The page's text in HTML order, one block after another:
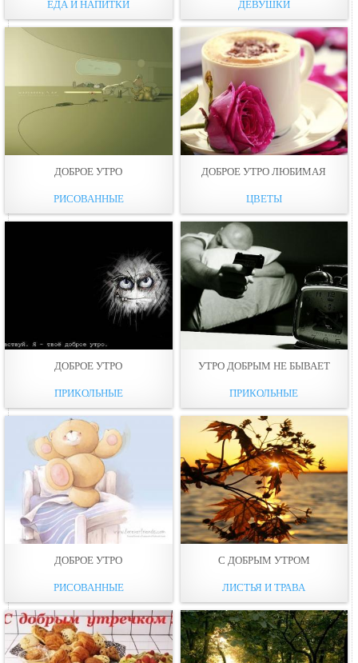
ЕДА И НАПИТКИ ДЕВУШКИ
ДОБРОЕ УТРО
РИСОВАННЫЕ
ДОБРОЕ УТРО ЛЮБИМАЯ
ЦВЕТЫ
ДОБРОЕ УТРО
ПРИКОЛЬНЫЕ
УТРО ДОБРЫМ НЕ БЫВАЕТ
ПРИКОЛЬНЫЕ
ДОБРОЕ УТРО
РИСОВАННЫЕ
С ДОБРЫМ УТРОМ
ЛИСТЬЯ И ТРАВА